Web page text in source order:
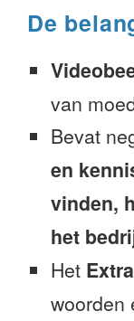
De
van
Bevat
en
vinden,
het
Het
woorden